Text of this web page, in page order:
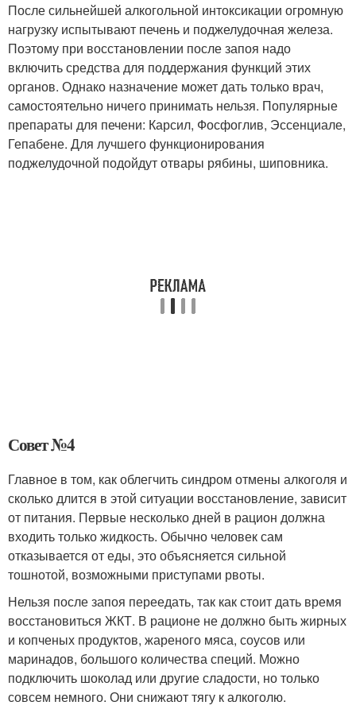
После сильнейшей алкогольной интоксикации огромную
нагрузку испытывают печень и поджелудочная железа.
Поэтому при восстановлении после запоя надо
включить средства для поддержания функций этих
органов. Однако назначение может дать только врач,
самостоятельно ничего принимать нельзя. Популярные
препараты для печени: Карсил, Фосфоглив, Эссенциале,
Гепабене. Для лучшего функционирования
поджелудочной подойдут отвары рябины, шиповника.
Совет №4
Главное в том, как облегчить синдром отмены алкоголя и
сколько длится в этой ситуации восстановление, зависит
от питания. Первые несколько дней в рацион должна
входить только жидкость. Обычно человек сам
отказывается от еды, это объясняется сильной
тошнотой, возможными приступами рвоты.
Нельзя после запоя переедать, так как стоит дать время
восстановиться ЖКТ. В рационе не должно быть жирных
и копченых продуктов, жареного мяса, соусов или
маринадов, большого количества специй. Можно
подключить шоколад или другие сладости, но только
совсем немного. Они снижают тягу к алкоголю.